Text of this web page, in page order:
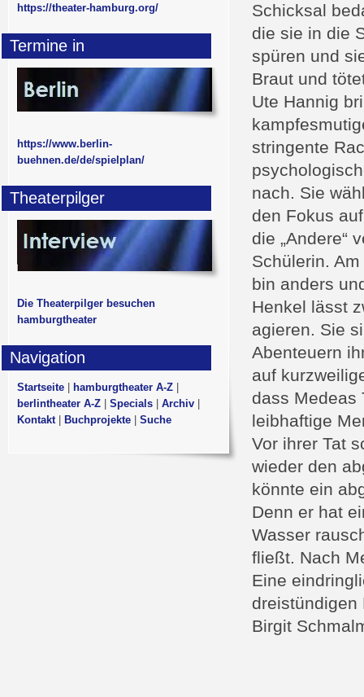
Schicksal
die sie in die
spüren und
Braut und
Ute Hannig
stringente
nach. Sie
den Fokus
die „Andere“
Schülerin.
bin anders
Henkel lässt
agieren. Sie
Abenteuern
auf
dass Medeas
leibhaftige
Vor ihrer Tat
wieder den
könnte ein
Denn er hat
Wasser
fließt. Nach
Eine
dreistündigen
Birgit
https://theater-hamburg.org/
Termine in
https://www.berlin-
buehnen.de/de/spielplan/
Theaterpilger
Die Theaterpilger besuchen
hamburgtheater
Navigation
Startseite hamburgtheater A-Z
berlintheater A-Z
Specials Archiv
Kontakt| Buchprojekte Suche